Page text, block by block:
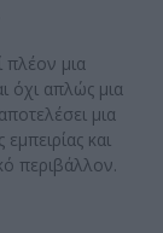
μια
όχι απλώς μια
μια
και
περιβάλλον.